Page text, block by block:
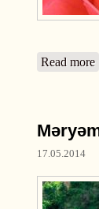
Read more
17.05.2014